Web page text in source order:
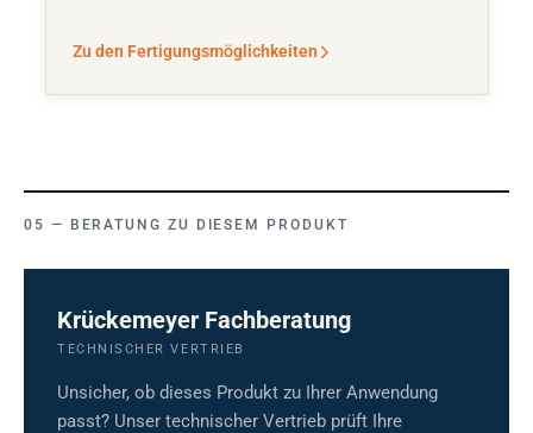
Zu den Fertigungsmöglichkeiten
BERATUNG ZU DIESEM PRODUKT
Krückemeyer Fachberatung
TECHNISCHER VERTRIEB
Unsicher, ob dieses Produkt zu Ihrer Anwendung
passt? Unser technischer Vertrieb prüft Ihre